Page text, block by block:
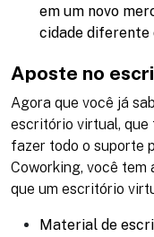
em um novo
cidade diferente
Aposte no
Agora que você já
escritório virtual, que
fazer todo o suporte
Coworking, você
que um escritório
Material de